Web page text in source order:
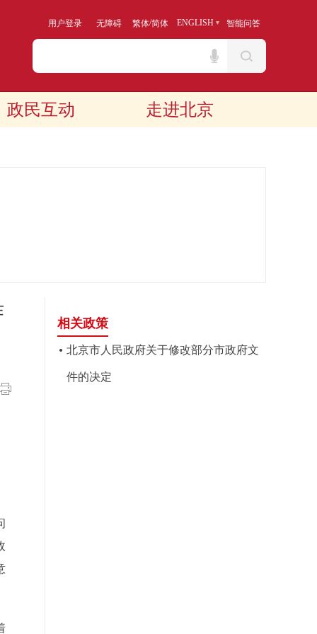
用户登录 无障碍 繁体/简体 ENGLISH 智能问答
政民互动 走进北京
相关政策
北京市人民政府关于修改部分市政府文
件的决定